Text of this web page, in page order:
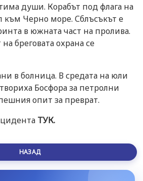
души. Корабът под флага на
към Черно море. Сблъсъкът е
в южната част на пролива.
бреговата охрана се
в болница. В средата на юли
Босфора за петролни
опит за преврат.
ТУК.
НАЗАД